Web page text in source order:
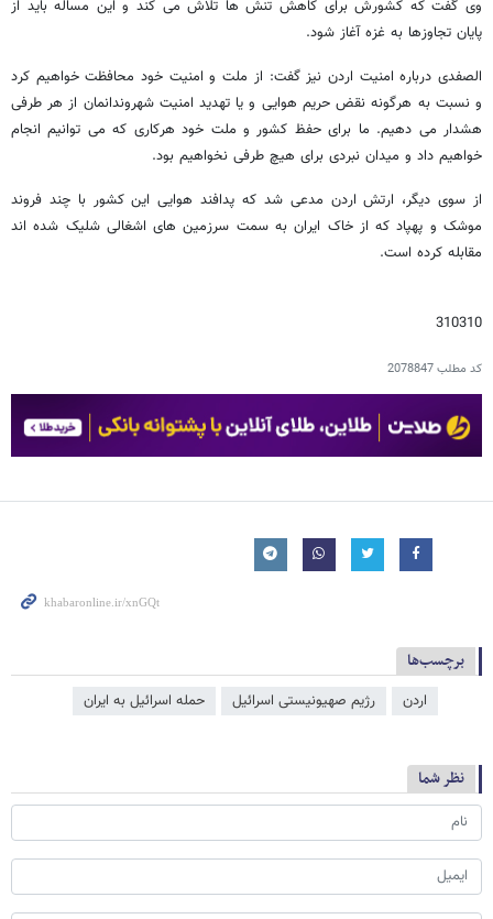
وی گفت که کشورش برای کاهش تنش ها تلاش می کند و این مساله باید از
پایان تجاوزها به غزه آغاز شود.
الصفدی درباره امنیت اردن نیز گفت: از ملت و امنیت خود محافظت خواهیم کرد
و نسبت به هرگونه نقض حریم هوایی و یا تهدید امنیت شهروندانمان از هر طرفی
هشدار می دهیم. ما برای حفظ کشور و ملت خود هرکاری که می توانیم انجام
خواهیم داد و میدان نبردی برای هیچ طرفی نخواهیم بود.
از سوی دیگر، ارتش اردن مدعی شد که پدافند هوایی این کشور با چند فروند
موشک و پهپاد که از خاک ایران به سمت سرزمین های اشغالی شلیک شده اند
مقابله کرده است.
310310
کد مطلب2078847
برچسب‌ها
اردن رژیم صهیونیستی اسرائیل حمله اسرائیل به ایران
نظر شما